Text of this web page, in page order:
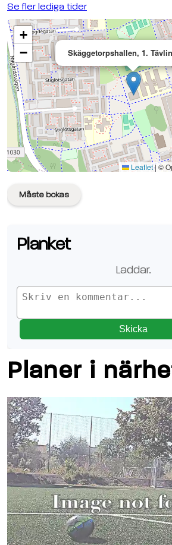
Se fler lediga tider
Skäggetorpshallen, 1.
+
−
Leaflet |©
Se planen på Google Maps
Måste bokas
Planket
Laddar.
Skicka
Planer i